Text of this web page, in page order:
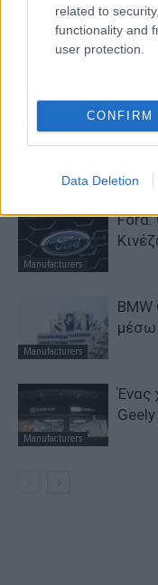
related to
functionality and
user protection.
CONFIRM
Data Deletion
Η
Manufacturers
VW:
Manufacturers
Ford:
Manufacturers
BMW
μέσω
Manufacturers
Ένας